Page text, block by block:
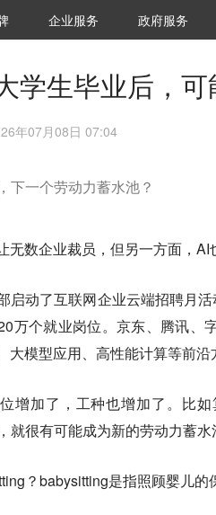
36Kr研究院
企业服务 城市之窗
政府服务
学生毕业后，
年07月08日 07:04
下一个劳动力蓄水池？
无数企业裁员，但另一方面，AI
启动了互联网企业云端招聘月
万个就业岗位。京东、腾讯、
大模型应用、高性能计算等前沿
增加了，工种也增加了。比
就很有可能成为新的劳动力蓄水
？babysitting是指照顾婴儿的